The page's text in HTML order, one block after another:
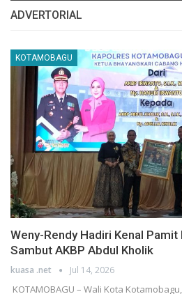
ADVERTORIAL
KOTAMOBAGU
Weny-Rendy Hadiri Kenal
Sambut AKBP Abdul Kholik
kuasa .net Jul 14, 2026
KOTAMOBAGU – Wali Kota